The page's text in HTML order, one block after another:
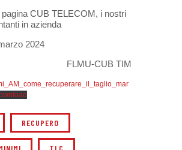
CUB TELECOM, i nostri
in azienda
2024
FLMU-CUB TIM
RECUPERO